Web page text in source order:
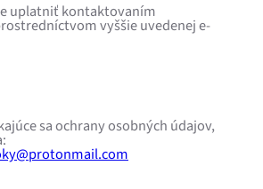
uplatniť kontaktovaním
vyššie uvedenej e-
sa ochrany osobných údajov,